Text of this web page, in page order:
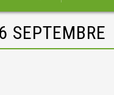
SEPTEMBRE